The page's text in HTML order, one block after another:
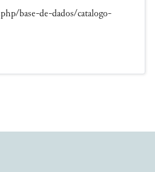
base-de-dados/catalogo-